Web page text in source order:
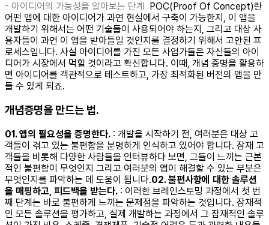
- 아이디어의 가능성을 알아보는 단계
POC(Proof Of Concept)란
어떤 앱에 대한 아이디어가 과연 현실에서 구축이 가능한지, 이 앱을
개발하기 위해서는 어떤 기술들이 사용되어야 하는지, 그리고 대상 사
용자들이 과연 이 앱을 받아들일 것인지를 결정하기 위해서 고안된 프
로세스입니다. 사실 아이디어를 가진 모든 사업가들은 자신들의 아이
디어가 시장에서 먹힐 것이라고 확신합니다. 이때, 개념 증명을 활용하
면 아이디어를 객관적으로 테스트하고, 가장 최적화된 버전의 앱을 만
들 수 있게 되죠.
개념증명을 만드는 법.
01. 앱의 필요성을 증명한다. : 개발을 시작하기 전, 여러분은 대상 고
객들이 겪고 있는 불편함을 분명하게 인식하고 있어야 합니다. 잠재 고
객들을 비롯해 다양한 사람들을 인터뷰하다 보면, 그들이 느끼는 근본
적인 불편함이 무엇인지 그리고 여러분의 앱이 해결할 수 있는 부분은
무엇인지를 파악하는 데 도움이 됩니다. ​02. 불편사항에 대한 솔루션
을 매핑하고, 피드백을 받는다. : 이러한 브레인스토밍 과정에서 첫 번
째 단계는 바로 불편하게 느끼는 문제점을 파악하는 것입니다. 잠재적
인 모든 솔루션을 평가하고, 실제 개발하는 과정에서 그 잠재적인 솔루